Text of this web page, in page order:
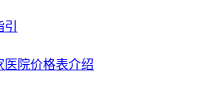
医院价格表介绍